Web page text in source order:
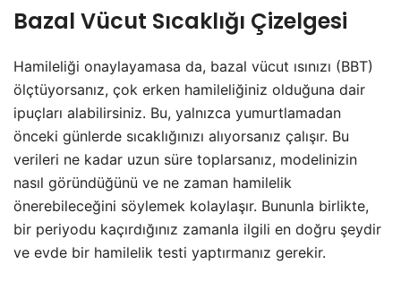
Bazal Vücut Sıcaklığı Çizelgesi
Hamileliği onaylayamasa da, bazal vücut ısınızı (BBT)
ölçtüyorsanız, çok erken hamileliğiniz olduğuna dair
ipuçları alabilirsiniz. Bu, yalnızca yumurtlamadan
önceki günlerde sıcaklığınızı alıyorsanız çalışır. Bu
verileri ne kadar uzun süre toplarsanız, modelinizin
nasıl göründüğünü ve ne zaman hamilelik
önerebileceğini söylemek kolaylaşır. Bununla birlikte,
bir periyodu kaçırdığınız zamanla ilgili en doğru şeydir
ve evde bir hamilelik testi yaptırmanız gerekir.